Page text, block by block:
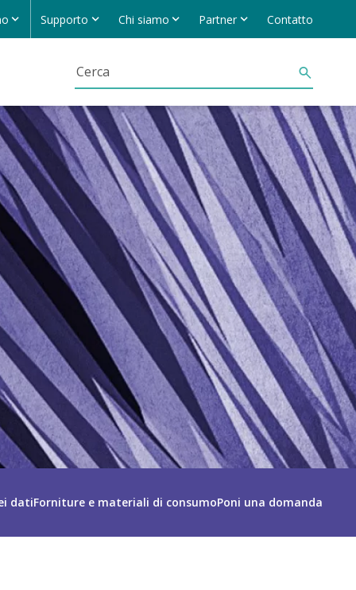
Supporto Chi siamo Partner Contatto
datiForniture e materiali di consumoPoni una domanda